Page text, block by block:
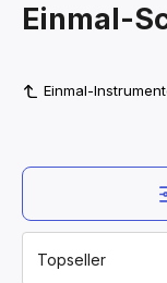
Einmal-
Einmal-